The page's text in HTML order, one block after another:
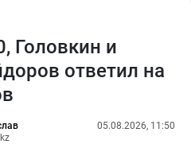
Головкин и
ответил на
05.08.2026, 11:50